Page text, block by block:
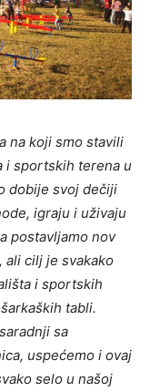
na koji smo stavili
i sportskih terena u
dobije svoj dečiji
igraju i uživaju
postavljamo nov
ali cilj je svakako
i sportskih
tabli.
sa
uspećemo i ovaj
selo u našoj